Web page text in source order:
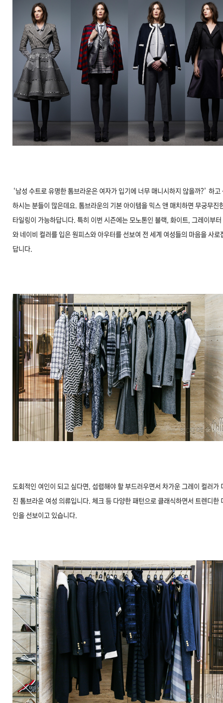
‘남성 수트로 유명한 톰브라운은 여자가 입기에 너무 매니시하지 않을까?’ 하고
하시는 분들이 많은데요. 톰브라운의 기본 아이템을 믹스 앤 매치하면 무궁무진
타일링이 가능하답니다. 특히 이번 시즌에는 모노톤인 블랙, 화이트, 그레이부터
와 네이비 컬러를 입은 원피스와 아우터를 선보여 전 세계 여성들의 마음을 사로
답니다.
도회적인 여인이 되고 싶다면, 섭렵해야 할 부드러우면서 차가운 그레이 컬러가
진 톰브라운 여성 의류입니다. 체크 등 다양한 패턴으로 클래식하면서 트렌디한
인을 선보이고 있습니다.